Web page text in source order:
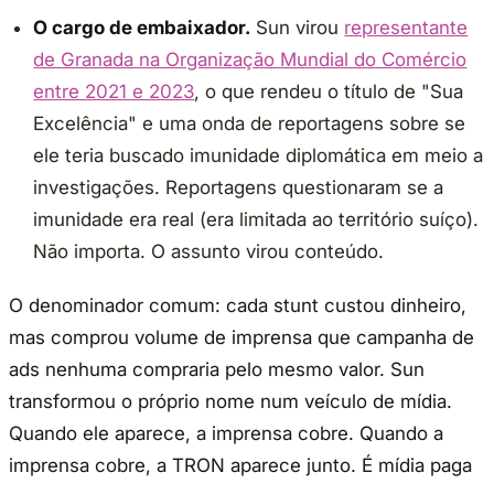
O cargo de embaixador. Sun virou representante
de Granada na Organização Mundial do Comércio
entre 2021 e 2023, o que rendeu o título de "Sua
Excelência" e uma onda de reportagens sobre se
ele teria buscado imunidade diplomática em meio a
investigações. Reportagens questionaram se a
imunidade era real (era limitada ao território suíço).
Não importa. O assunto virou conteúdo.
O denominador comum: cada stunt custou dinheiro,
mas comprou volume de imprensa que campanha de
ads nenhuma compraria pelo mesmo valor. Sun
transformou o próprio nome num veículo de mídia.
Quando ele aparece, a imprensa cobre. Quando a
imprensa cobre, a TRON aparece junto. É mídia paga